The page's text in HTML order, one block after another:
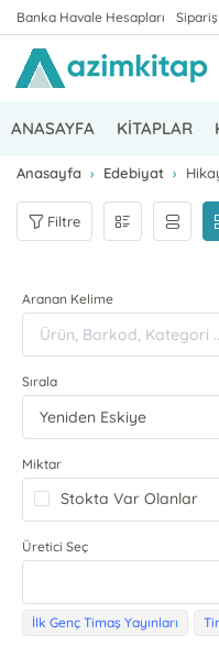
Banka Havale Hesapları
ANASAYFA KİTAPLAR
Anasayfa Edebiyat
Filtre
Aranan Kelime
Sırala
Miktar
Stokta Var Olanlar
Üretici Seç
İlk Genç Timaş Yayınları